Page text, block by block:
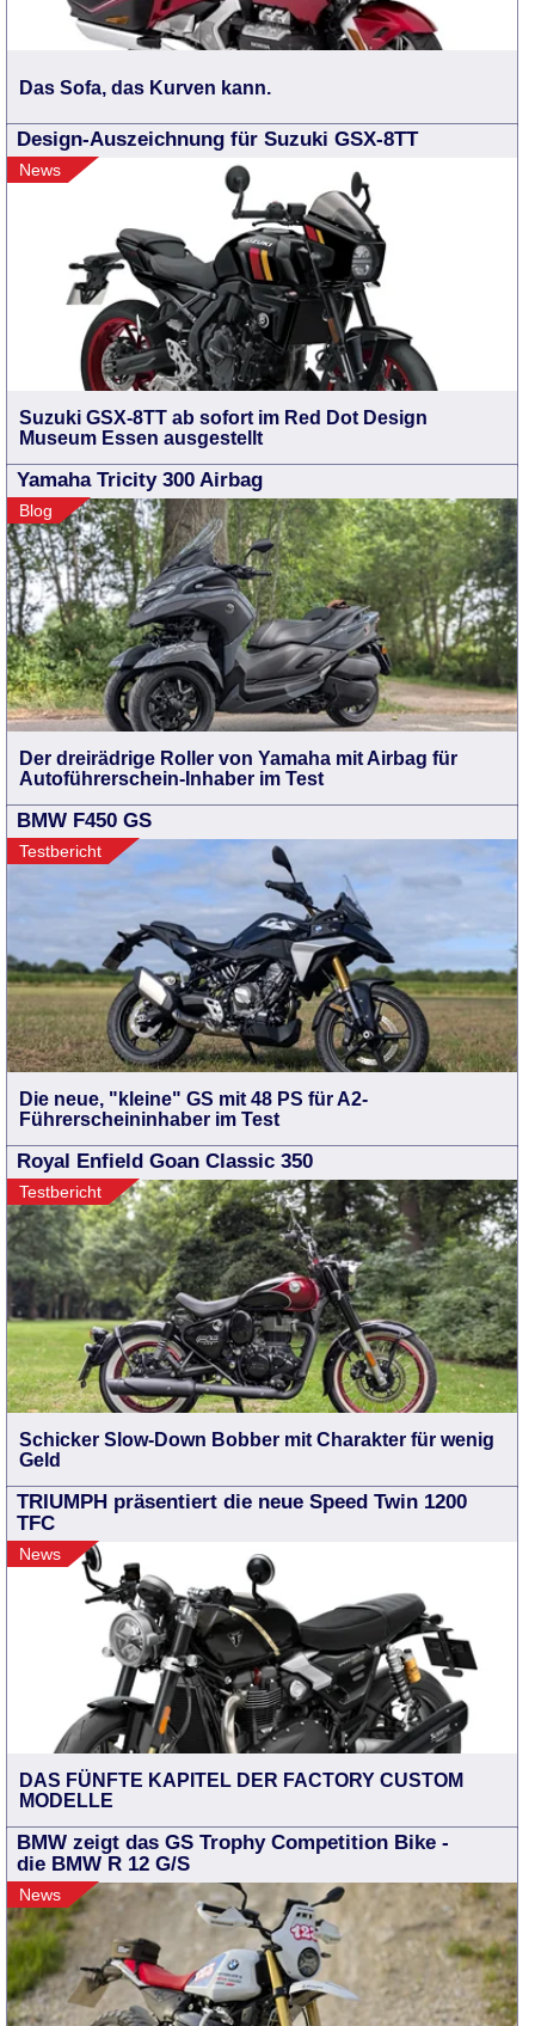
Das Sofa, das Kurven kann.
Design-Auszeichnung für Suzuki GSX-8TT
News
Suzuki GSX-8TT ab sofort im Red Dot Design
Museum Essen ausgestellt
Yamaha Tricity 300 Airbag
Blog
Der dreirädrige Roller von Yamaha mit Airbag für
Autoführerschein-Inhaber im Test
BMW F450 GS
Testbericht
Die neue, "kleine" GS mit 48 PS für A2-
Führerscheininhaber im Test
Royal Enfield Goan Classic 350
Testbericht
Schicker Slow-Down Bobber mit Charakter für wenig
Geld
TRIUMPH präsentiert die neue Speed Twin 1200
TFC
News
DAS FÜNFTE KAPITEL DER FACTORY CUSTOM
MODELLE
BMW zeigt das GS Trophy Competition Bike -
die BMW R 12 G/S
News